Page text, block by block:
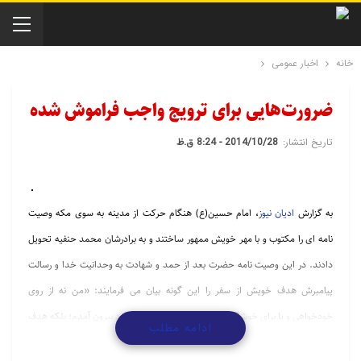
خانه اخبار عمومی
ضرورت‌هایی برای ترویج واجب فراموش شده
تاریخ انتشار: 2014/10/28 - 8:24 ق.ظ
به گزارش ادیان نیوز، امام حسین(ع) هنگام حرکت از مدینه به سوی مکه وصیت
نامه ای را مکتوب و با مهر خویش ممهور ساختند و به برادرشان محمد حنفیه تحویل
دادند. در این وصیت نامه حضرت بعد از حمد و شهادت به وحدانیت خدا و رسالت
پیامبرش هدف خویش از سفر را این گونه بیان می فرمایند: «من نه از روی
خودخواهی و یا برای خوشگذرانی و نه برای فساد از شهر خود بیرون آمدم؛ بلکه هدف
من از این سفر، امر به معروف و نهی از منکر و خواسته ام از این حرکت، اصلاح
ادامه مطلب